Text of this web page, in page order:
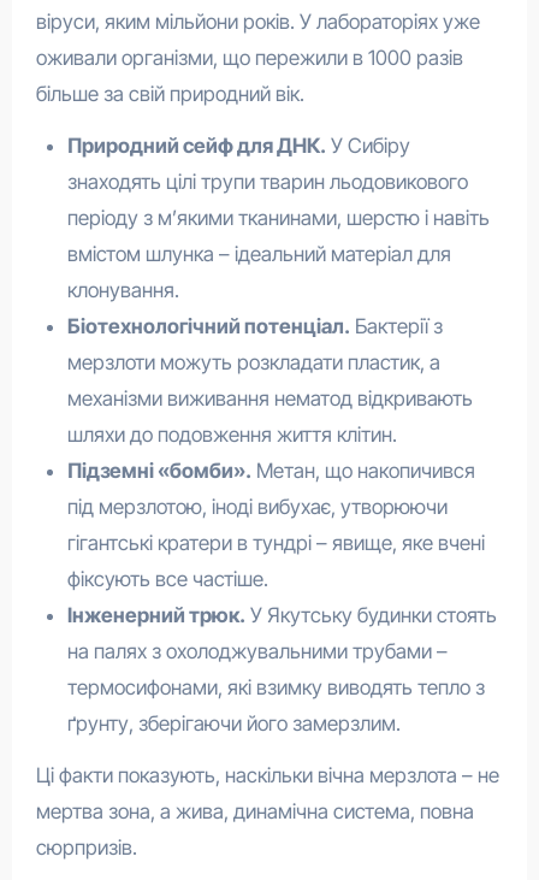
віруси, яким мільйони років. У лабораторіях уже
оживали організми, що пережили в 1000 разів
більше за свій природний вік.
Природний сейф для ДНК. У Сибіру
знаходять цілі трупи тварин льодовикового
періоду з м’якими тканинами, шерстю і навіть
вмістом шлунка – ідеальний матеріал для
клонування.
Біотехнологічний потенціал. Бактерії з
мерзлоти можуть розкладати пластик, а
механізми виживання нематод відкривають
шляхи до подовження життя клітин.
Підземні «бомби». Метан, що накопичився
під мерзлотою, іноді вибухає, утворюючи
гігантські кратери в тундрі – явище, яке вчені
фіксують все частіше.
Інженерний трюк. У Якутську будинки стоять
на палях з охолоджувальними трубами –
термосифонами, які взимку виводять тепло з
ґрунту, зберігаючи його замерзлим.
Ці факти показують, наскільки вічна мерзлота – не
мертва зона, а жива, динамічна система, повна
сюрпризів.